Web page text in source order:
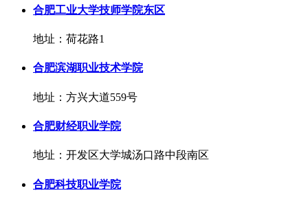
合肥工业大学技师学院东区
地址：荷花路1
合肥滨湖职业技术学院
地址：方兴大道559号
合肥财经职业学院
地址：开发区大学城汤口路中段南区
合肥科技职业学院